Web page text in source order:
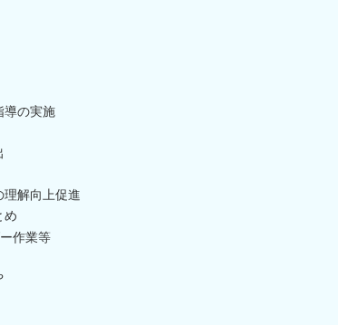
導の実施
解向上促進
め
作業等